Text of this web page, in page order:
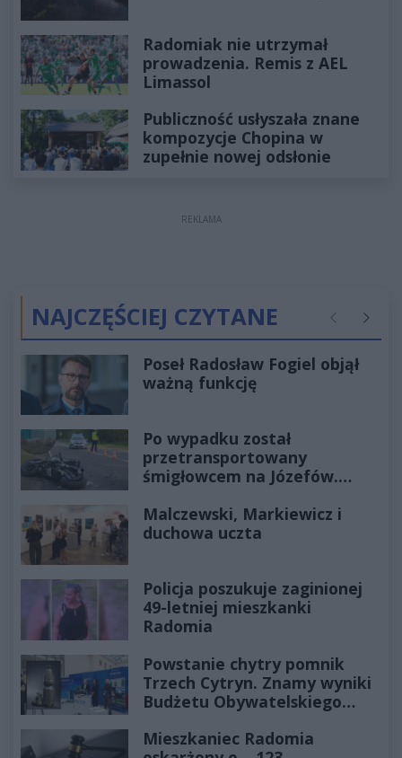
Radomiak nie utrzymał
prowadzenia. Remis z AEL
Limassol
Publiczność usłyszała znane
kompozycje Chopina w
zupełnie nowej odsłonie
REKLAMA
NAJCZĘŚCIEJ CZYTANE Poprzednie
Poseł Radosław Fogiel objął
ważną funkcję
Po wypadku został
przetransportowany
śmigłowcem na Józefów.
Malczewski, Markiewicz i
duchowa uczta
Policja poszukuje zaginionej
49-letniej mieszkanki
Radomia
Powstanie chytry pomnik
Trzech Cytryn. Znamy wyniki
Budżetu Obywatelskiego
Mieszkaniec Radomia